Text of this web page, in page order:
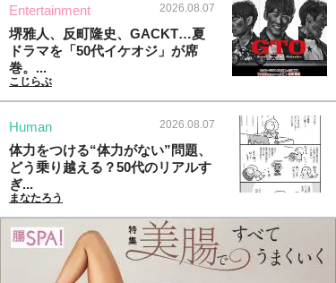
Entertainment 2026.08.07
堺雅人、反町隆史、GACKT…夏
ドラマを「50代イケオジ」が席
巻。...
こじらぶ
Human 2026.08.07
体力をつける“体力がない”問題、
どう乗り越える？50代のリアルす
ぎ...
まなたろう